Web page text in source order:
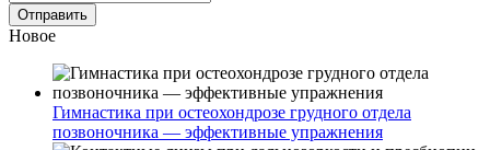
Новое
Гимнастика при остеохондрозе грудного отдела
позвоночника — эффективные упражнения